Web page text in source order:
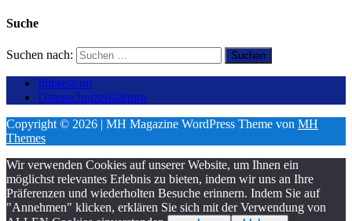
Suche
Suchen nach:
Impressum
Datenschutzerklärung
Copyright © 2026 | MH Magazine WordPress Theme von MH
Themes
Wir verwenden Cookies auf unserer Website, um Ihnen ein
möglichst relevantes Erlebnis zu bieten, indem wir uns an Ihre
Präferenzen und wiederholten Besuche erinnern. Indem Sie auf
"Annehmen" klicken, erklären Sie sich mit der Verwendung von